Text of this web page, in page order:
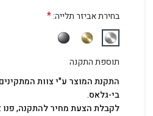
בחירת אביזר תלייה:*
תוספת התקנה
התקנת המוצר ע"י צוות
בי-גלאס.
לקבלת הצעת מחיר להתקנה, פנו